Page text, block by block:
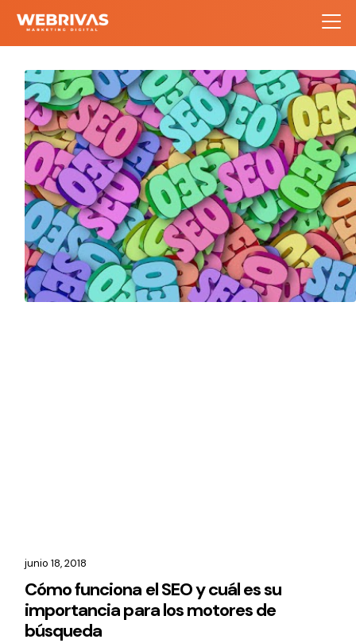
junio 18, 2018
Cómo funciona el SEO y cuál es su
importancia para los motores de
búsqueda